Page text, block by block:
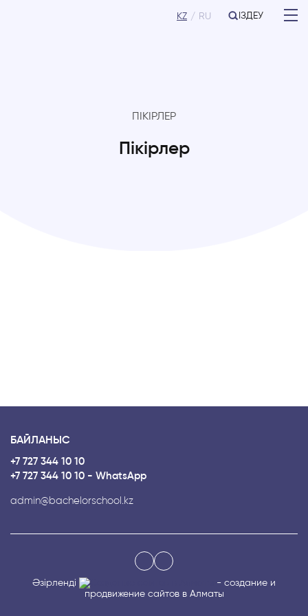
KZ RU ІЗДЕУ
ПІКІРЛЕР
Пікірлер
БАЙЛАНЫС
+7 727 344 10 10
+7 727 344 10 10 - WhatsApp
admin@bachelorschool.kz
Әзірленді
- создание и
продвижение сайтов в Алматы